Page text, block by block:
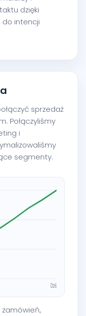
dzięki
intencji
sprzedaż
Połączyliśmy
i
segmenty.
zamówień,